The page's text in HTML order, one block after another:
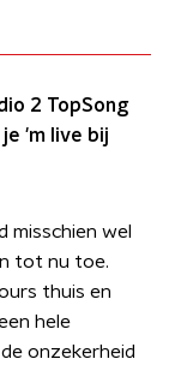
2 TopSong
'm live bij
misschien wel
tot nu toe.
thuis en
hele
onzekerheid